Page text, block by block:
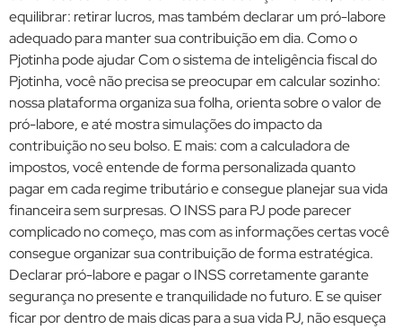
equilibrar: retirar lucros, mas também declarar um pró-labore
adequado para manter sua contribuição em dia. Como o
Pjotinha pode ajudar Com o sistema de inteligência fiscal do
Pjotinha, você não precisa se preocupar em calcular sozinho:
nossa plataforma organiza sua folha, orienta sobre o valor de
pró-labore, e até mostra simulações do impacto da
contribuição no seu bolso. E mais: com a calculadora de
impostos, você entende de forma personalizada quanto
pagar em cada regime tributário e consegue planejar sua vida
financeira sem surpresas. O INSS para PJ pode parecer
complicado no começo, mas com as informações certas você
consegue organizar sua contribuição de forma estratégica.
Declarar pró-labore e pagar o INSS corretamente garante
segurança no presente e tranquilidade no futuro. E se quiser
ficar por dentro de mais dicas para a sua vida PJ, não esqueça